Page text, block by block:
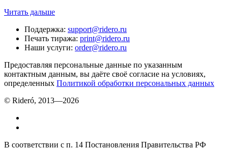
Читать дальше
Поддержка: support@ridero.ru
Печать тиража: print@ridero.ru
Наши услуги: order@ridero.ru
Предоставляя персональные данные по указанным
контактным данным, вы даёте своё согласие на условиях,
определенных Политикой обработки персональных данных
© Rideró, 2013—2026
В соответствии с п. 14 Постановления Правительства РФ